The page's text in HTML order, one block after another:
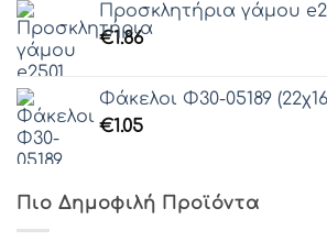
Προσκλητήρια γάμου
€1.86
Φάκελοι Φ30-05189
€1.05
Πιο Δημοφιλή Προϊόντα